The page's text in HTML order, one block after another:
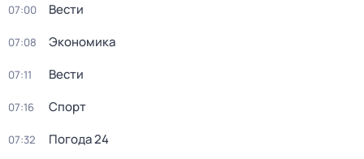
07:00 Вести
07:08 Экономика
07:11 Вести
07:16 Спорт
07:32 Погода 24